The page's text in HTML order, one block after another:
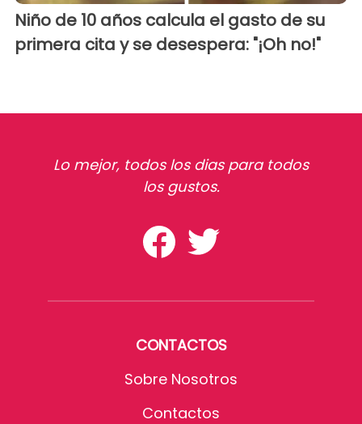
Niño de 10 años calcula el gasto de su
primera cita y se desespera: "¡Oh no!"
Lo mejor, todos los dias para todos
los gustos.
CONTACTOS
Sobre Nosotros
Contactos